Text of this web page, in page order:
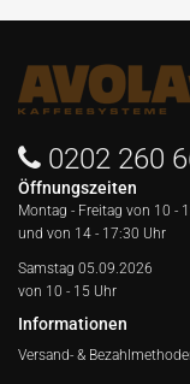
0202 260
Öffnungszeiten
Montag - Freitag von 10 -
und von 14 - 17:30 Uhr
Samstag 05.09.2026
von 10 - 15 Uhr
Informationen
Versand- &